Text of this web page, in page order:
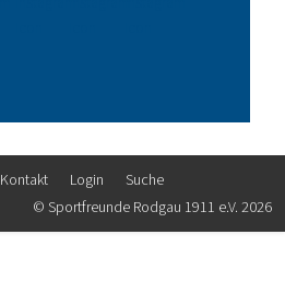
Kontakt Login
Suche
© Sportfreunde Rodgau 1911 e.V. 2026